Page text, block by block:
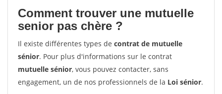
Comment trouver une mutuelle
senior pas chère ?
Il existe différentes types de contrat de mutuelle
sénior. Pour plus d'informations sur le contrat
mutuelle sénior, vous pouvez contacter, sans
engagement, un de nos professionnels de la Loi sénior.